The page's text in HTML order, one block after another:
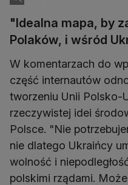
"Idealna mapa, by
Polaków, i wśród
W komentarzach do
część internautów
tworzeniu Unii Polsko-
rzeczywistej idei
Polsce. "Nie
nie dlatego Ukraińcy
wolność i
polskimi rządami.